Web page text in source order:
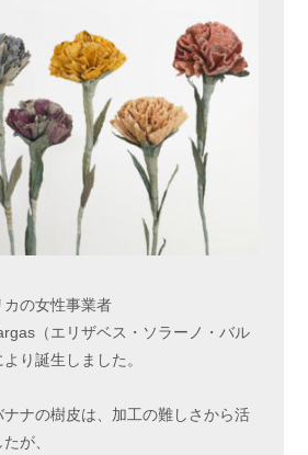
の女性事業者
（エリザベス・ソラーノ・バル
り誕生しました。
ナの樹皮は、加工の難しさから活
が、